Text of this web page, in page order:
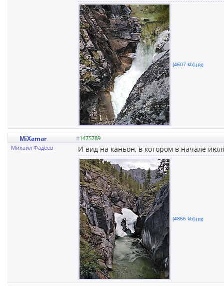
[4607 kb].jpg
MiXamar #1475789
Михаил Фадеев
И вид на каньон, в котором в начале
[4866 kb].jpg